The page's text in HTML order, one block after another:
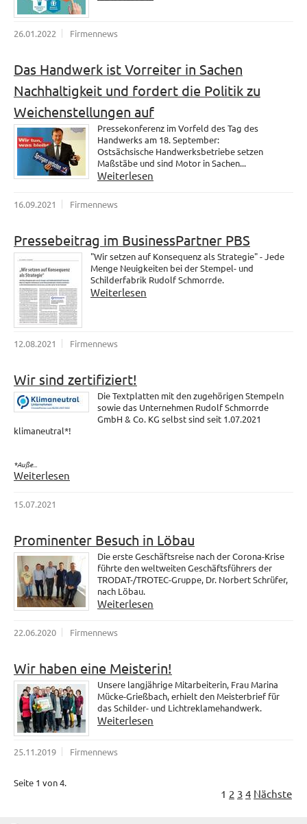
26.01.2022 Firmennews
Das Handwerk ist Vorreiter in Sachen
Nachhaltigkeit und fordert die Politik zu
Weichenstellungen auf
Pressekonferenz im Vorfeld des Tag des
Handwerks am 18. September:
Ostsächsische Handwerksbetriebe setzen
Maßstäbe und sind Motor in Sachen...
Weiterlesen
16.09.2021 Firmennews
Pressebeitrag im BusinessPartner PBS
"Wir setzen auf Konsequenz als Strategie" - Jede
Menge Neuigkeiten bei der Stempel- und
Schilderfabrik Rudolf Schmorrde.
Weiterlesen
12.08.2021 Firmennews
Wir sind zertifiziert!
Die Textplatten mit den zugehörigen Stempeln
sowie das Unternehmen Rudolf Schmorrde
GmbH & Co. KG selbst sind seit 1.07.2021
klimaneutral*!
*Auße...
Weiterlesen
15.07.2021
Prominenter Besuch in Löbau
Die erste Geschäftsreise nach der Corona-Krise
führte den weltweiten Geschäftsführers der
TRODAT-/TROTEC-Gruppe, Dr. Norbert Schrüfer,
nach Löbau.
Weiterlesen
22.06.2020 Firmennews
Wir haben eine Meisterin!
Unsere langjährige Mitarbeiterin, Frau Marina
Mücke-Grießbach, erhielt den Meisterbrief für
das Schilder- und Lichtreklamehandwerk.
Weiterlesen
25.11.2019 Firmennews
Seite 1 von 4.
1 2 3 4 Nächste